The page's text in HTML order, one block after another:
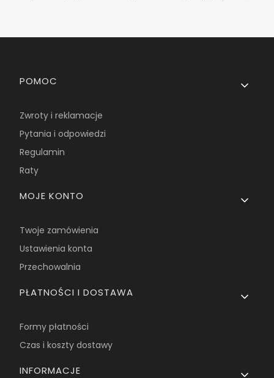
Linki w stopce
POMOC
Zwroty i reklamacje
Pytania i odpowiedzi
Regulamin
Raty
MOJE KONTO
Twoje zamówienia
Ustawienia konta
Przechowalnia
PŁATNOŚCI I DOSTAWA
Formy płatności
Czas i koszty dostawy
INFORMACJE